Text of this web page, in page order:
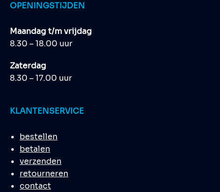
OPENINGSTIJDEN
Maandag t/m vrijdag
8.30 – 18.00 uur
Zaterdag
8.30 – 17.00 uur
KLANTENSERVICE
bestellen
betalen
verzenden
retourneren
contact